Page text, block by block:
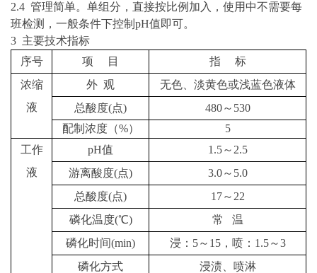
2.4 管理简单。单组分，直接按比例加入，使用中不需要每
班检测，一般条件下控制 pH值即可。
3 主要技术指标
序号
项 目 指
标
浓缩
液
外 观
无色、淡黄色或浅蓝色液体
总酸度(点)
480～530
配制浓度（%）
5
工作
液
pH值 1 .5～ 2.5
游离酸度(点)
3.0～5.0
总酸度(点)
17～22
磷化温度(℃) 常
温
磷化时间(min) 浸： 5～15，喷： 1.5～3
磷化方式
浸渍、喷淋